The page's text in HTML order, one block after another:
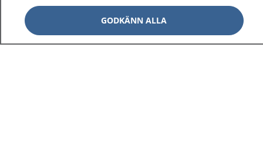
1177 på flera språk Visa
GODKÄNN ALLA